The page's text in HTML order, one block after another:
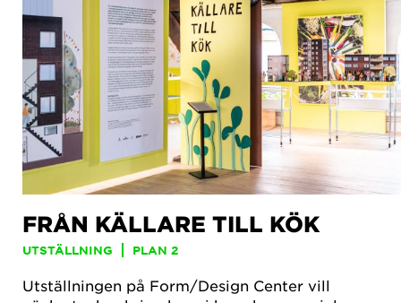
FRÅN KÄLLARE TILL KÖK
UTSTÄLLNING PLAN 2
Utställningen på Form/Design Center vill